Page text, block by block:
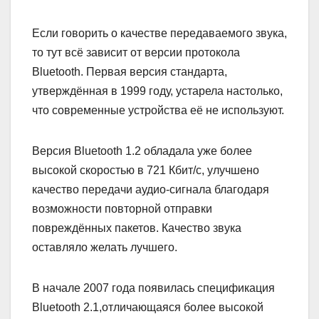
Если говорить о качестве передаваемого звука,
то тут всё зависит от версии протокола
Bluetooth. Первая версия стандарта,
утверждённая в 1999 году, устарела настолько,
что современные устройства её не используют.
Версия Bluetooth 1.2 обладала уже более
высокой скоростью в 721 Кбит/с, улучшено
качество передачи аудио-сигнала благодаря
возможности повторной отправки
повреждённых пакетов. Качество звука
оставляло желать лучшего.
В начале 2007 года появилась спецификация
Bluetooth 2.1,отличающаяся более высокой